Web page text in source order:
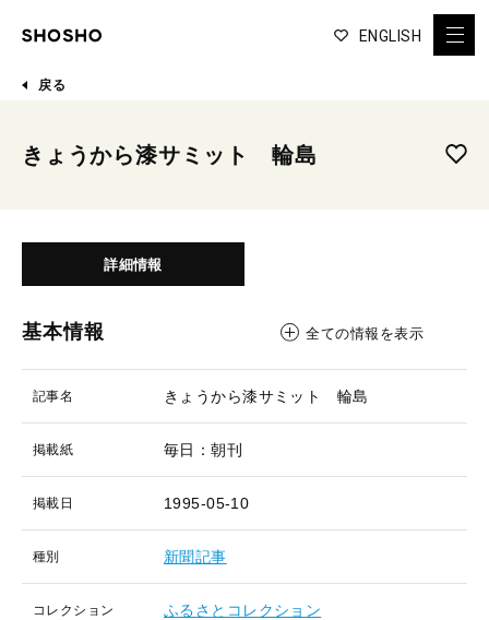
ENGLISH
戻る
きょうから漆サミット 輪島
詳細情報
基本情報 全ての情報を表示
記事名 きょうから漆サミット 輪島
掲載紙 毎日：朝刊
掲載日 1995-05-10
種別 新聞記事
コレクション ふるさとコレクション